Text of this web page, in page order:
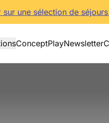
une sélection de
ConceptPlayNewsletter